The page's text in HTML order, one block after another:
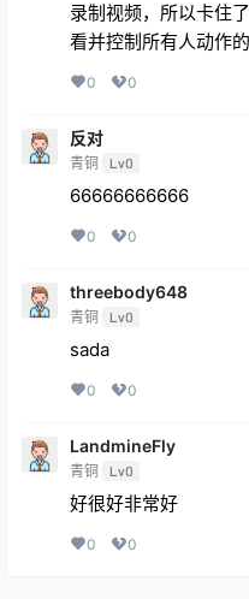
录制视频，所以卡住
看并控制所有人动作
0 0
反对
青铜 Lv0
66666666666
0 0
threebody648
青铜 Lv0
sada
0 0
LandmineFly
青铜 Lv0
好很好非常好
0 0